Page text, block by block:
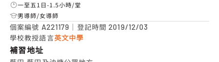
一至五1日-1.5小時/堂
男導師/女導師
個案編號 A221179 ｜登記時間2019/12/03
學校教授語言英文中學
補習地址